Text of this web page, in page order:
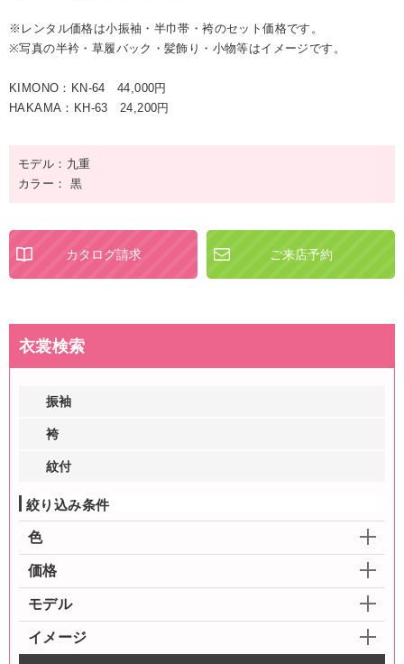
※レンタル価格は小振袖・半巾帯・袴のセット価格です。
※写真の半衿・草履バック・髪飾り・小物等はイメージです。
KIMONO：KN-64 44,000円
HAKAMA：KH-63 24,200円
モデル：九重
カラー： 黒
カタログ請求 ご来店予約
衣裳検索
振袖
袴
紋付
絞り込み条件
色
価格
モデル
イメージ